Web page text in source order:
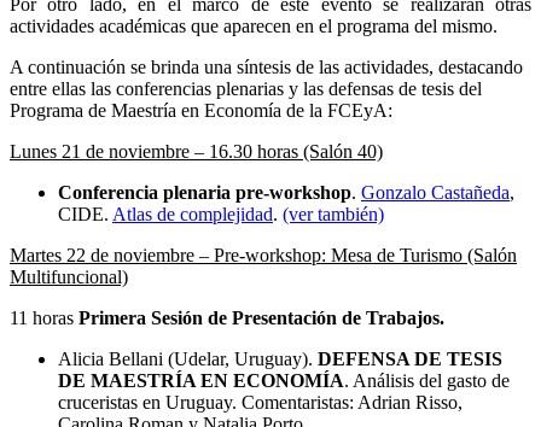
actividades académicas que aparecen en el programa del mismo.
A continuación se brinda una síntesis de las actividades, destacando
entre ellas las conferencias plenarias y las defensas de tesis del
Programa de Maestría en Economía de la FCEyA:
Lunes 21 de noviembre – 16.30 horas (Salón 40)
Conferencia plenaria pre-workshop. Gonzalo Castañeda,
CIDE. Atlas de complejidad. (ver también)
Martes 22 de noviembre – Pre-workshop: Mesa de Turismo (Salón
Multifuncional)
11 horas Primera Sesión de Presentación de Trabajos.
Alicia Bellani (Udelar, Uruguay). DEFENSA DE TESIS
DE MAESTRÍA EN ECONOMÍA. Análisis del gasto de
cruceristas en Uruguay. Comentaristas: Adrian Risso,